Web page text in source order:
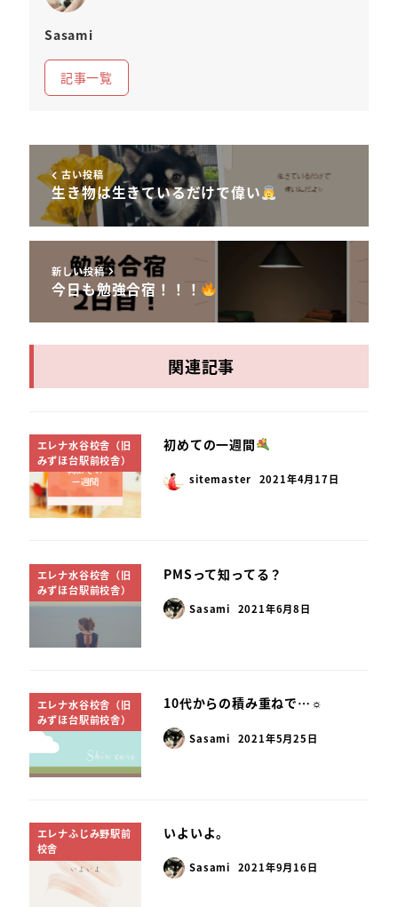
Sasami
記事一覧
古い投稿
生き物は生きているだけで偉い
新しい投稿
今日も勉強合宿！！！
関連記事
エレナ水谷校舎（旧
みずほ台駅前校舎）
初めての一週間
sitemaster 2021年4月17日
エレナ水谷校舎（旧
みずほ台駅前校舎）
PMSって知ってる？
Sasami 2021年6月8日
エレナ水谷校舎（旧
みずほ台駅前校舎）
10代からの積み重ねで…☼
Sasami 2021年5月25日
エレナふじみ野駅前
校舎
いよいよ。
Sasami 2021年9月16日